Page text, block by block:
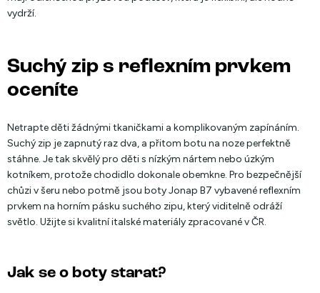
vydrží.
Suchý zip s reflexním prvkem
oceníte
Netrapte děti žádnými tkaničkami a komplikovaným zapínáním.
Suchý zip je zapnutý raz dva, a přitom botu na noze perfektně
stáhne. Je tak skvělý pro děti s nízkým nártem nebo úzkým
kotníkem, protože chodidlo dokonale obemkne. Pro bezpečnější
chůzi v šeru nebo potmě jsou boty Jonap B7 vybavené reflexním
prvkem na horním pásku suchého zipu, který viditelně odráží
světlo. Užijte si kvalitní italské materiály zpracované v ČR.
Jak se o boty starat?